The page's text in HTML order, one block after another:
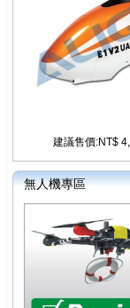
建議售價:NT$
無人機專區